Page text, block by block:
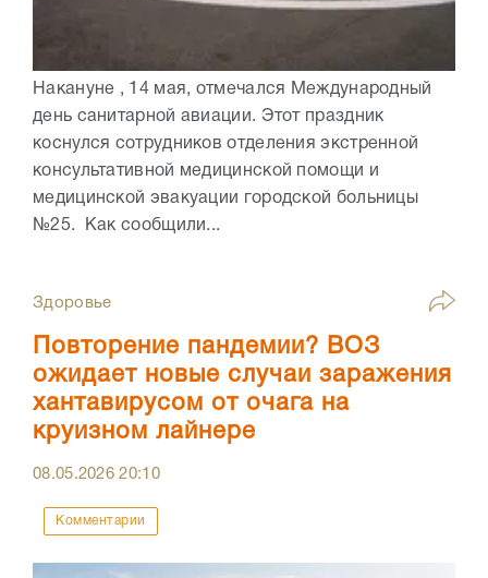
Накануне , 14 мая, отмечался Международный
день санитарной авиации. Этот праздник
коснулся сотрудников отделения экстренной
консультативной медицинской помощи и
медицинской эвакуации городской больницы
№25. Как сообщили...
Здоровье
Повторение пандемии? ВОЗ
ожидает новые случаи заражения
хантавирусом от очага на
круизном лайнере
08.05.202620:10
Комментарии